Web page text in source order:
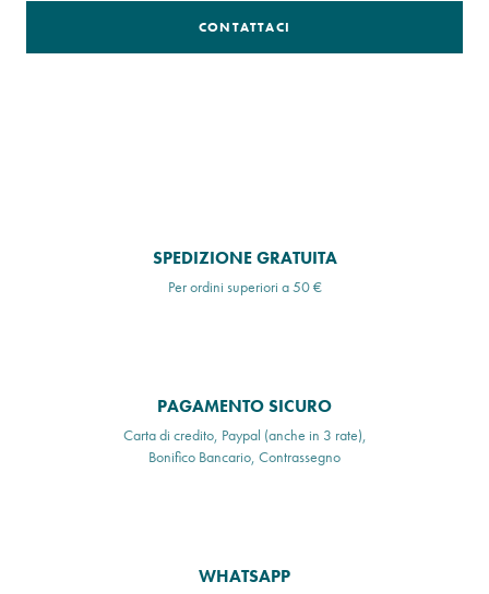
CONTATTACI
SPEDIZIONE GRATUITA
Per ordini superiori a 50 €
PAGAMENTO SICURO
Carta di credito, Paypal (anche in 3 rate),
Bonifico Bancario, Contrassegno
WHATSAPP